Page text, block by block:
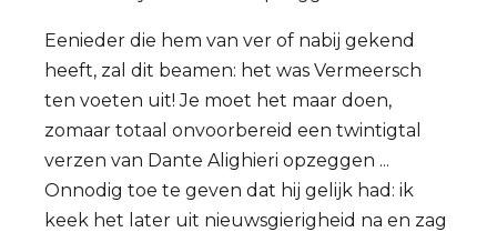
Eenieder die hem van ver of nabij gekend
heeft, zal dit beamen: het was Vermeersch
ten voeten uit! Je moet het maar doen,
zomaar totaal onvoorbereid een twintigtal
verzen van Dante Alighieri opzeggen ...
Onnodig toe te geven dat hij gelijk had: ik
keek het later uit nieuwsgierigheid na en zag